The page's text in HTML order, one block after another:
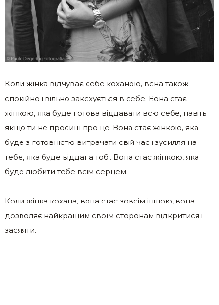
Коли жінка відчуває себе коханою, вона також
спокійно і вільно закохується в себе. Вона стає
жінкою, яка буде готова віддавати всю себе, навіть
якщо ти не просиш про це. Вона стає жінкою, яка
буде з готовністю витрачати свій час і зусилля на
тебе, яка буде віддана тобі. Вона стає жінкою, яка
буде любити тебе всім серцем.
Коли жінка кохана, вона стає зовсім іншою, вона
дозволяє найкращим своїм сторонам відкритися і
засяяти.